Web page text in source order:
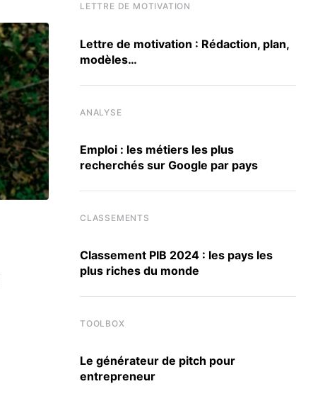
Pourquoi lancer un projet personnel
LETTRE DE MOTIVATION
Lettre de motivation : Rédaction, plan,
modèles…
ANALYSE
Emploi : les métiers les plus
recherchés sur Google par pays
CLASSEMENTS
Classement PIB 2024 : les pays les
plus riches du monde
TOOLBOX
Le générateur de pitch pour
entrepreneur